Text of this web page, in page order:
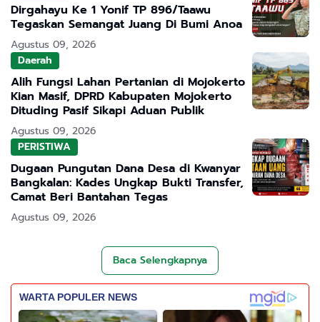
Dirgahayu Ke 1 Yonif TP 896/Taawu
Tegaskan Semangat Juang Di Bumi Anoa
Agustus 09, 2026
Daerah
Alih Fungsi Lahan Pertanian di Mojokerto
Kian Masif, DPRD Kabupaten Mojokerto
Dituding Pasif Sikapi Aduan Publik
Agustus 09, 2026
PERISTIWA
Dugaan Pungutan Dana Desa di Kwanyar
Bangkalan: Kades Ungkap Bukti Transfer,
Camat Beri Bantahan Tegas
Agustus 09, 2026
Baca Selengkapnya